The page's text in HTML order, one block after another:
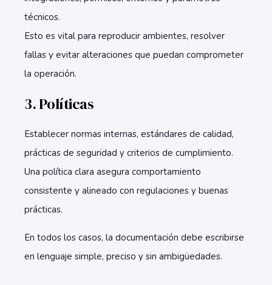
técnicos.
Esto es vital para reproducir ambientes, resolver
fallas y evitar alteraciones que puedan comprometer
la operación.
3. Políticas
Establecer normas internas, estándares de calidad,
prácticas de seguridad y criterios de cumplimiento.
Una política clara asegura comportamiento
consistente y alineado con regulaciones y buenas
prácticas.
En todos los casos, la documentación debe escribirse
en lenguaje simple, preciso y sin ambigüedades.